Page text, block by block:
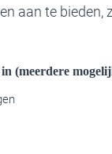
aan te bieden,
(meerdere